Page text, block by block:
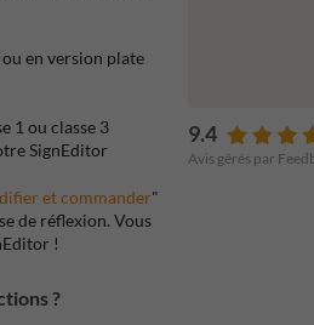
9.4
Avis gérés par
en version plate
1 ou classe 3
SignEditor
et commander"
de réflexion. Vous
!
?